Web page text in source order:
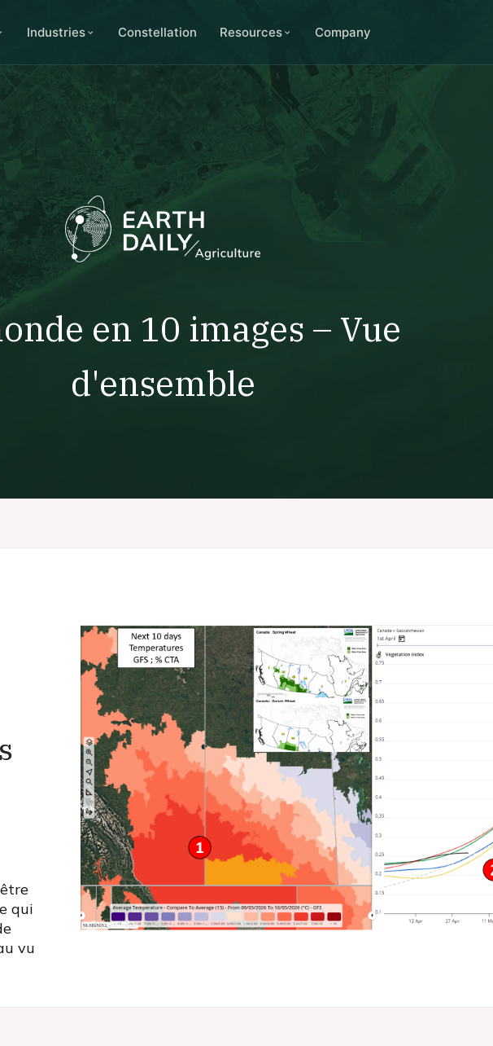
Industries Constellation Resources Company
en 10 images – Vue
d'ensemble
qui
vu